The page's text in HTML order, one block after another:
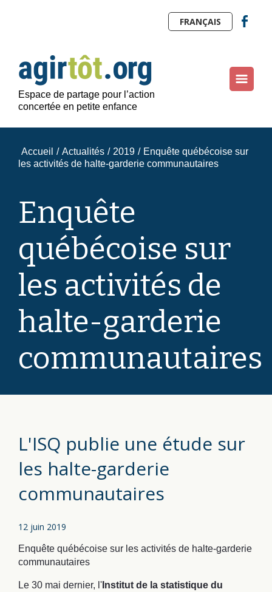
Espace de partage pour l’action
concertée en petite enfance
FRANÇAIS
Accueil / Actualités / 2019 / Enquête québécoise sur
les activités de halte-garderie communautaires
Enquête
québécoise sur
les activités de
halte-garderie
communautaires
L'ISQ publie une étude sur
les halte-garderie
communautaires
12 juin 2019
Enquête québécoise sur les activités de halte-garderie
communautaires
​Le 30 mai dernier, l' Institut de la statistique du